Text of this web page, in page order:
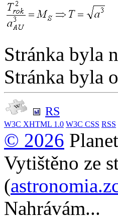
Stránka byla
Stránka byla
RS
W3C XHTML 1.0 W3C CSS RSS
© 2026
Vytištěno ze
(
Nahrávám...